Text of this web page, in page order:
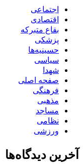
اجتماعی
اقتصادی
بقاع متبرکه
پزشکی
حسینیه‌ها
سیاسی
شهدا
صفحه اصلی
فرهنگی
مذهبی
مساجد
نظامی
ورزشی
آخرین دیدگاه‌ها